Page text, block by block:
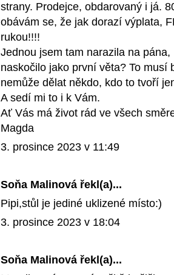
strany. Prodejce, obdarovaný i já.
obávám se, že jak dorazí výplata,
rukou!!!!
Jednou jsem tam narazila na
naskočilo jako první věta? To musí
nemůže dělat někdo, kdo to tvoří
A sedí mi to i k Vám.
Ať Vás má život rád ve všech
Magda
3. prosince 2023 v 11:49
Soňa Malinová řekl(a)...
Pipi,stůl je jediné uklizené místo:)
3. prosince 2023 v 18:04
Soňa Malinová řekl(a)...